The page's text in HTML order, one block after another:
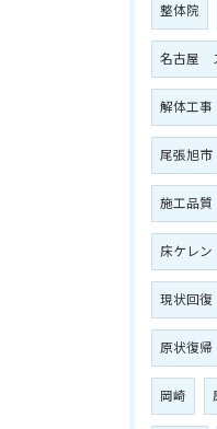
整体院
名古屋
解体工
尾張旭市
施工品質
床ケレン
現状回復
原状復帰
岡崎